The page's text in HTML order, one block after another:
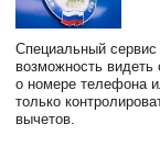
Специальный
возможность
о номере телефона
только
вычетов.